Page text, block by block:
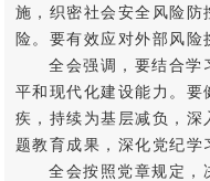
施，织密社会安全风险
险。要有效应对外部风
全会强调，要结合学
平和现代化建设能力。
疾，持续为基层减负，
题教育成果，深化党纪
全会按照党章规定，